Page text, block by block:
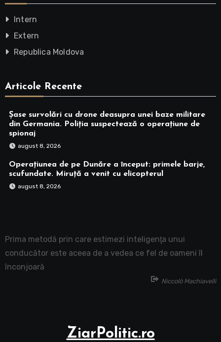
Intern
Extern
Republica Moldova
Articole Recente
Șase survolări cu drone deasupra unei baze militare
din Germania. Poliția suspectează o operațiune de
spionaj
august 8, 2026
Operațiunea de pe Dunăre a început: primele barje,
scufundate. Miruță a venit cu elicopterul
august 8, 2026
Prima metodă prin care estimezi inteligenţa unui
conducător este aceea de a vedea ce fel de oameni îl
înconjoară
Niccolò Machiavelli
ZiarPolitic.ro